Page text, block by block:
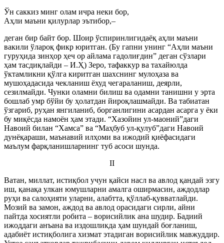
Ўн саккиз минг олам ичра неки бор,
Аҳли маъни қилурлар эътибор,–
деган бир байт бор. Шоир ўспиринлигидаёқ аҳли маъни
вакили ўлароқ фикр юритган. (Бу гапни унинг “Аҳли маъни
гуруҳида зинҳор ҳеч ор айлама гадолиғдин” деган сўзлари
ҳам тасдиқлайди – И.Ҳ) Зеро, тафаккур ва тахайюлда
ўктамликни қўлга киритган шахснинг мулоҳаза ва
мушоҳадасида чекланиш ёхуд чегараланиш, деярли,
сезилмайди. Чунки оламни билиш ва одамни танишни у эрта
бошлаб умр бўйи бу ҳолатдан йироқлашмайди. Ва табиатан
ўзгариб, руҳан янгиланиб, борганлигини асардан асарга у ёки
бу миқёсда намоён ҳам этади. “Хазойин ул-маоний”даги
Навоий билан “Хамса” ва “Маҳбуб ул-қулуб”даги Навоий
дунёқараши, маънавий илҳоми ва ижодий қиёфасидаги
маълум фарқланишларнинг туб асоси шунда.
II
Ватан, миллат, истиқбол учун қайси насл ва авлод қандай эзгу
иш, қанақа улкан юмушларни амалга оширмасин, аждодлар
руҳи ва салоҳияти уларни, алабтта, қўллаб-қувватлайди.
Мозий ва замон, аждод ва авлод орасидаги сирли, айни
пайтда хосиятли робита – ворисийлик ана шудир. Бадиий
ижоддаги анъана ва издошликда ҳам шундай боғланиш,
адабиёт истиқболига хизмат этадиган ворисийлик мавжуддир.